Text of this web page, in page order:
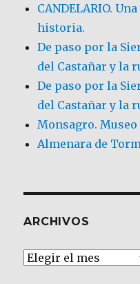
CANDELARIO.
historia.
De paso por la
del Castañar y la
De paso por la
del Castañar y la
Monsagro.
Almenara de
ARCHIVOS
Archivos